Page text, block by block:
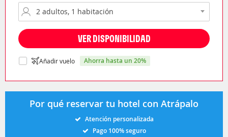
VER DISPONIBILIDAD
Añadir vuelo ahorra hasta un 20%
Por qué reservar tu hotel con Atrápalo
Atención personalizada
Pago 100% seguro